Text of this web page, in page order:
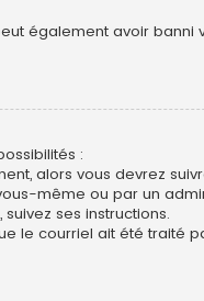
également avoir banni
:
alors vous devrez
même ou par un
ses instructions.
le courriel ait été traité